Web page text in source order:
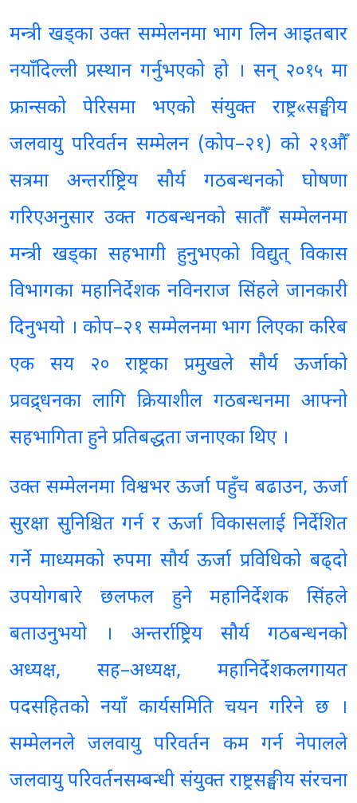
मन्त्री खड्का उक्त सम्मेलनमा भाग लिन आइतबार
नयाँदिल्ली प्रस्थान गर्नुभएको हो । सन् २०१५ मा
फ्रान्सको पेरिसमा भएको संयुक्त राष्ट्र«सङ्घीय
जलवायु परिवर्तन सम्मेलन (कोप–२१) को २१औँ
सत्रमा अन्तर्राष्ट्रिय सौर्य गठबन्धनको घोषणा
गरिएअनुसार उक्त गठबन्धनको सातौँ सम्मेलनमा
मन्त्री खड्का सहभागी हुनुभएको विद्युत् विकास
विभागका महानिर्देशक नविनराज सिंहले जानकारी
दिनुभयो । कोप–२१ सम्मेलनमा भाग लिएका करिब
एक सय २० राष्ट्रका प्रमुखले सौर्य ऊर्जाको
प्रवद्र्धनका लागि क्रियाशील गठबन्धनमा आफ्नो
सहभागिता हुने प्रतिबद्धता जनाएका थिए ।
उक्त सम्मेलनमा विश्वभर ऊर्जा पहुँच बढाउन, ऊर्जा
सुरक्षा सुनिश्चित गर्न र ऊर्जा विकासलाई निर्देशित
गर्ने माध्यमको रुपमा सौर्य ऊर्जा प्रविधिको बढ्दो
उपयोगबारे छलफल हुने महानिर्देशक सिंहले
बताउनुभयो । अन्तर्राष्ट्रिय सौर्य गठबन्धनको
अध्यक्ष, सह–अध्यक्ष, महानिर्देशकलगायत
पदसहितको नयाँ कार्यसमिति चयन गरिने छ ।
सम्मेलनले जलवायु परिवर्तन कम गर्न नेपालले
जलवायु परिवर्तनसम्बन्धी संयुक्त राष्ट्रसङ्घीय संरचना